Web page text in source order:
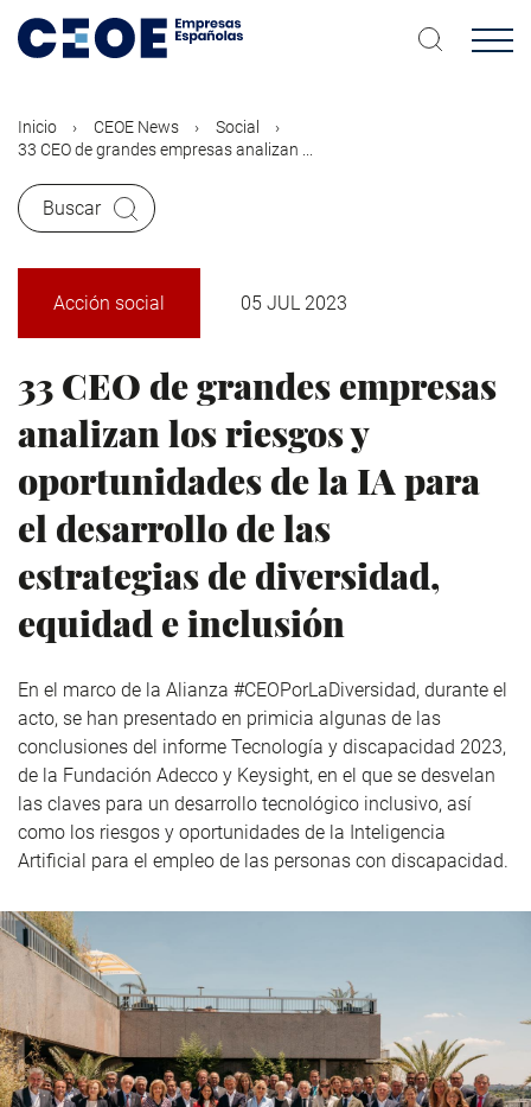
contenido
Inicio CEOE News
Social
33 CEO de grandes empresas analizan ...
Buscar
Acción social 05 JUL 2023
33 CEO de grandes empresas
analizan los riesgos y
oportunidades de la IA para
el desarrollo de las
estrategias de diversidad,
equidad e inclusión
En el marco de la Alianza #CEOPorLaDiversidad, durante el
acto, se han presentado en primicia algunas de las
conclusiones del informe Tecnología y discapacidad 2023,
de la Fundación Adecco y Keysight, en el que se desvelan
las claves para un desarrollo tecnológico inclusivo, así
como los riesgos y oportunidades de la Inteligencia
Artificial para el empleo de las personas con discapacidad.